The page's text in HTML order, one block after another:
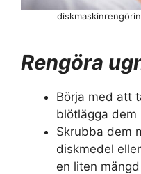
Rengöra
Börja med att
blötlägga dem
Skrubba dem
diskmedel
en liten